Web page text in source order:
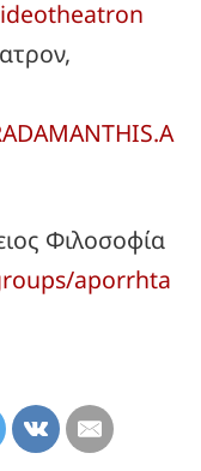
Φιλοσοφία
aporrhta